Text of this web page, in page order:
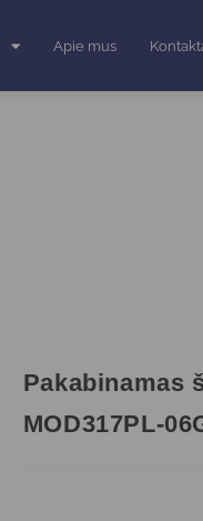
Apie mus
Pakabinamas
MOD317PL-